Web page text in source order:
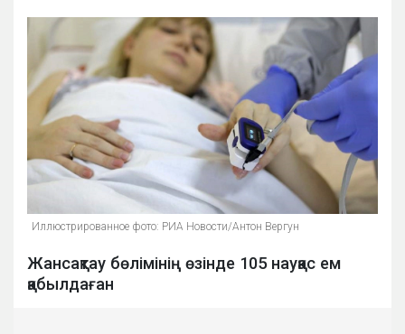
Иллюстрированное фото: РИА Новости/Антон Вергун
Жансақтау бөлімінің өзінде 105 науқас ем
қабылдаған